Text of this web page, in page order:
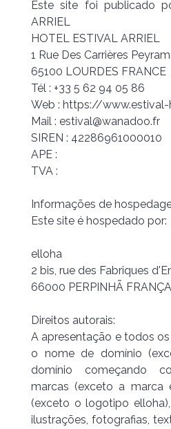
Este site foi publicado
ARRIEL
HOTEL ESTIVAL ARRIEL
1 Rue Des Carrières
65100 LOURDES FRANCE
Tél : +33 5 62 94 05 86
Web : https://
Mail : estival@wanadoo.fr
SIREN : 42286961000010
APE :
TVA :
Informações de
Este site é hospedado por:
elloha
2 bis, rue des Fabriques
66000 PERPINHÃ FRANÇA
Direitos autorais:
A apresentação e todos
o nome de domínio
domínio começando
marcas (exceto a marca
(exceto o logotipo
ilustrações, fotografias,